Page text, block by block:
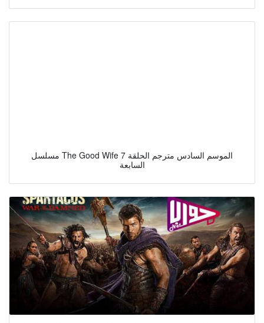
مسلسل The Good Wife الموسم السادس مترجم الحلقة 7
السابعة